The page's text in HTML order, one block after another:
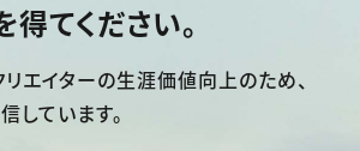
てください。
リエイターの生涯価値向上のため、
しています。